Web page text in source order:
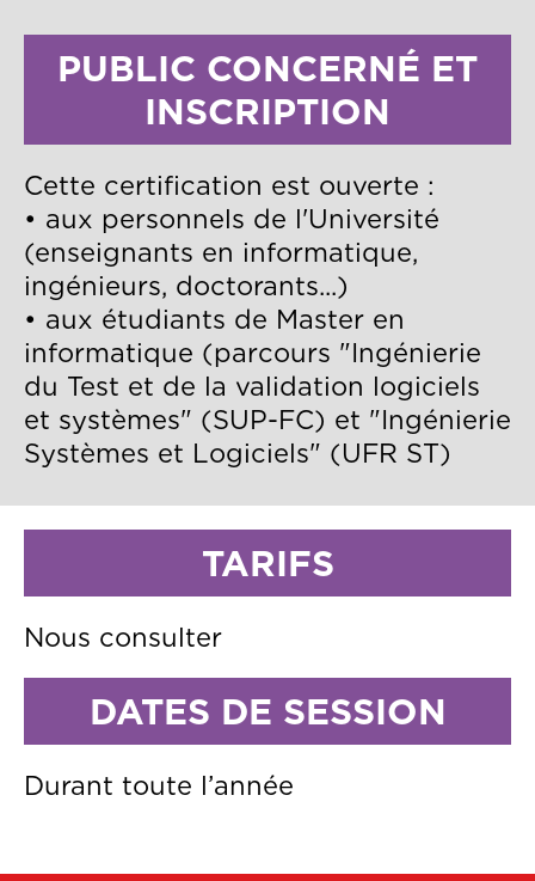
TitrePUBLIC CONCERNÉ ET
INSCRIPTION
Texte
Cette certification est ouverte :
• aux personnels de l'Université
(enseignants en informatique,
ingénieurs, doctorants...)
• aux étudiants de Master en
informatique (parcours "Ingénierie
du Test et de la validation logiciels
et systèmes" (SUP-FC) et "Ingénierie
Systèmes et Logiciels" (UFR ST)
TARIFS
Texte
Nous consulter
DATES DE SESSION
Texte
Durant toute l’année